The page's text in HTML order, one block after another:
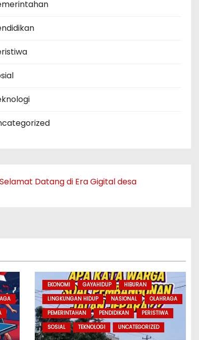
EKONOMI GAYAHIDUP
HIBURAN
LINGKUNGAN HIDUP
NASIONAL
OLAHRAGA
PEMERINTAHAN
PENDIDIKAN
PERISTIWA
SOSIAL
TEKNOLOGI UNCATEGORIZED